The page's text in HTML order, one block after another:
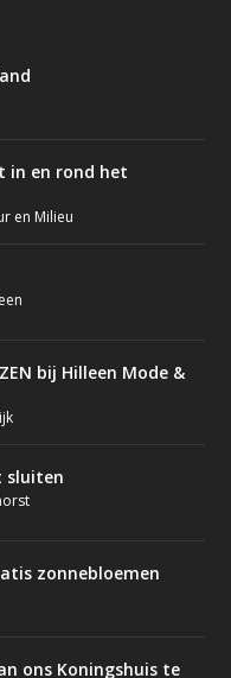
in en rond het
en Milieu
bij Hilleen Mode &
sluiten
zonnebloemen
ons Koningshuis te